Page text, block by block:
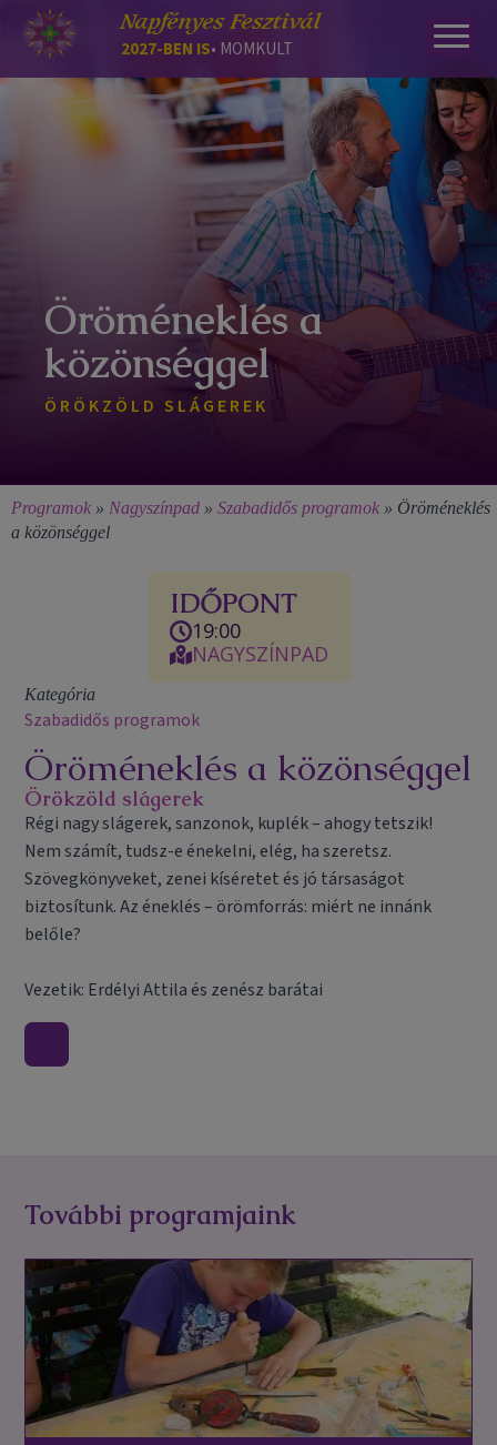
Napfényes Fesztivál
2027-BEN IS• MOMKULT
Öröméneklés a
közönséggel
ÖRÖKZÖLD SLÁGEREK
Programok » Nagyszínpad » Szabadidős programok » Öröméneklés
a közönséggel
IDŐPONT
19:00
NAGYSZÍNPAD
Kategória
Szabadidős programok
Öröméneklés a közönséggel
Örökzöld slágerek
Régi nagy slágerek, sanzonok, kuplék – ahogy tetszik!
Nem számít, tudsz-e énekelni, elég, ha szeretsz.
Szövegkönyveket, zenei kíséretet és jó társaságot
biztosítunk. Az éneklés – örömforrás: miért ne innánk
belőle?
Vezetik: Erdélyi Attila és zenész barátai
További programjaink